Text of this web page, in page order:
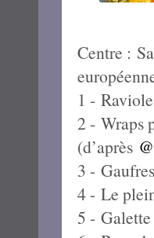
Centre :
1 -
2 - Wraps
(d’après
3 -
4 - Le
5 -